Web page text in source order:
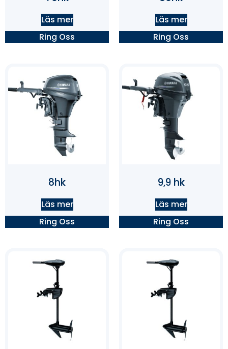
Läs mer
Ring Oss
Läs mer
Ring Oss
8hk
Läs mer
Ring Oss
9,9 hk
Läs mer
Ring Oss